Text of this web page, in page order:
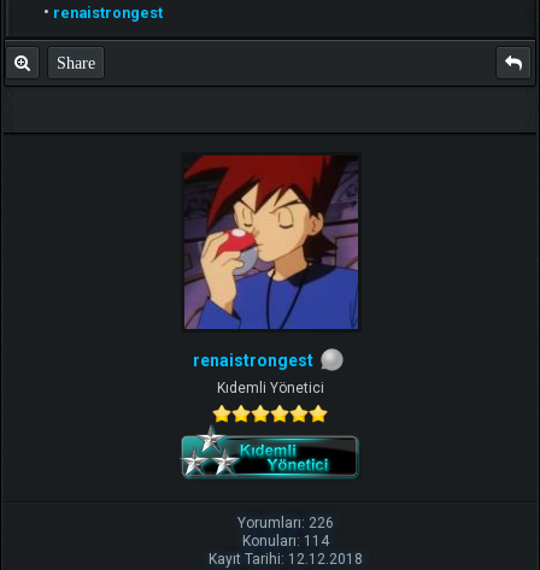
• renaistrongest
Share
renaistrongest
Kıdemli Yönetici
Yorumları: 226
Konuları: 114
Kayıt Tarihi: 12.12.2018